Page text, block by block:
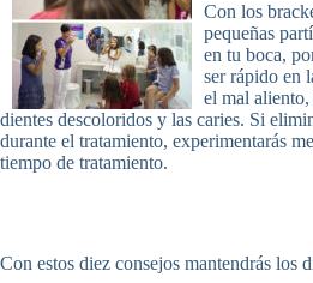
Con los
pequeñas
en tu boca,
ser rápido en
el mal
dientes descoloridos y las caries. Si
durante el tratamiento, experimentarás
tiempo de tratamiento.
Con estos diez consejos mantendrás los